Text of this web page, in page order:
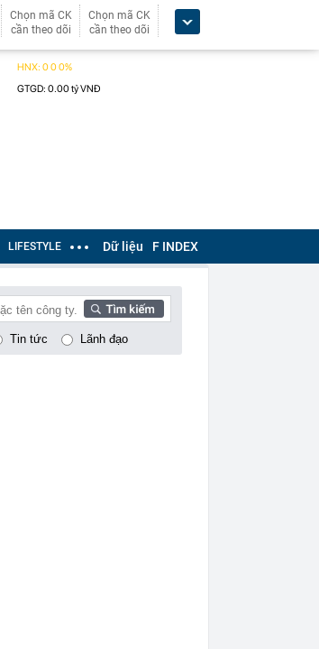
Chọn mã CK
cần theo dõi
Chọn mã CK
cần theo dõi
LIFESTYLE Dữ liệu F INDEX
Tin tức Lãnh đạo